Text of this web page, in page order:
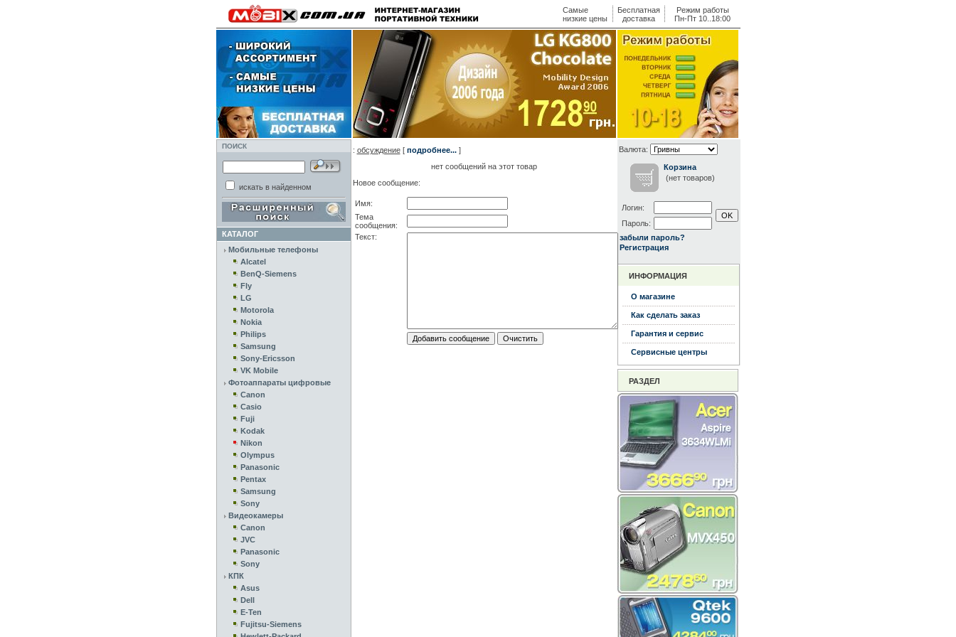
Самые
низкие цены
Бесплатная
доставка
Режим работы
Пн-Пт 10..18:00
ПОИСК
искать в найденном
КАТАЛОГ
Мобильные телефоны
Alcatel
BenQ-Siemens
Fly
LG
Motorola
Nokia
Philips
Samsung
Sony-Ericsson
VK Mobile
Фотоаппараты цифровые
Canon
Casio
Fuji
Kodak
Nikon
Olympus
Panasonic
Pentax
Samsung
Sony
Видеокамеры
Canon
JVC
Panasonic
Sony
КПК
Asus
Dell
E-Ten
Fujitsu-Siemens
: обсуждение[ подробнее...]
нет сообщений на этот товар
Новое сообщение:
Имя:
Тема
сообщения:
Текст:
Валюта:
Корзина
(нет товаров)
Логин:
Пароль:
забыли пароль?
Регистрация
ИНФОРМАЦИЯ
О магазине
Как сделать заказ
Гарантия и сервис
Сервисные центры
РАЗДЕЛ